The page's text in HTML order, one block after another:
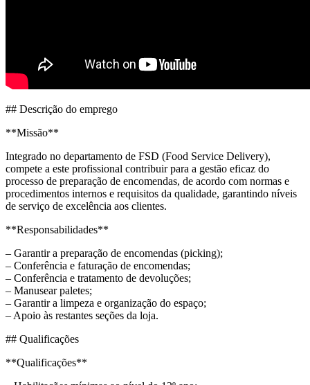
## Descrição do emprego
**Missão**
Integrado no departamento de FSD (Food Service Delivery),
compete a este profissional contribuir para a gestão eficaz do
processo de preparação de encomendas, de acordo com normas e
procedimentos internos e requisitos da qualidade, garantindo níveis
de serviço de excelência aos clientes.
**Responsabilidades**
– Garantir a preparação de encomendas (picking);
– Conferência e faturação de encomendas;
– Conferência e tratamento de devoluções;
– Manusear paletes;
– Garantir a limpeza e organização do espaço;
– Apoio às restantes seções da loja.
## Qualificações
**Qualificações**